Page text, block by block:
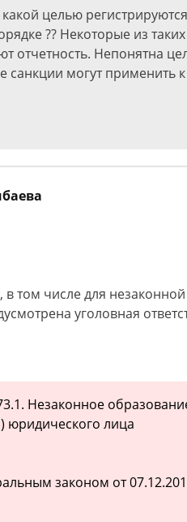
целью
?? Некоторые из
отчетность. Непонятна
санкции могут
в том числе для
уголовная
Незаконное
юридического лица
законом от